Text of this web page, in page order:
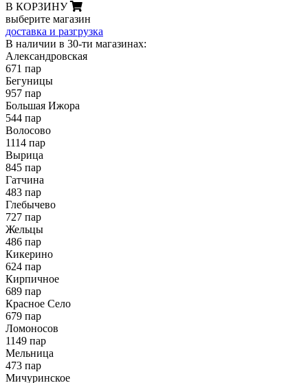
В КОРЗИНУ
выберите магазин
доставка и разгрузка
В наличии в 30-ти магазинах:
Александровская
671 пар
Бегуницы
957 пар
Большая Ижора
544 пар
Волосово
1114 пар
Вырица
845 пар
Гатчина
483 пар
Глебычево
727 пар
Жельцы
486 пар
Кикерино
624 пар
Кирпичное
689 пар
Красное Село
679 пар
Ломоносов
1149 пар
Мельница
473 пар
Мичуринское